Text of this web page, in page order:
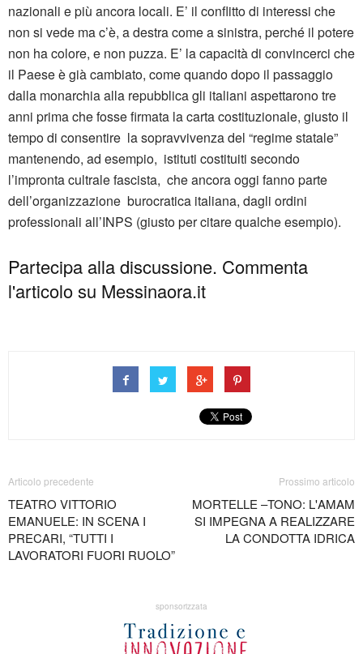
nazionali e più ancora locali. E’ il conflitto di interessi che
non si vede ma c’è, a destra come a sinistra, perché il potere
non ha colore, e non puzza. E’ la capacità di convincerci che
il Paese è già cambiato, come quando dopo il passaggio
dalla monarchia alla repubblica gli italiani aspettarono tre
anni prima che fosse firmata la carta costituzionale, giusto il
tempo di consentire la sopravvivenza del “regime statale”
mantenendo, ad esempio, istituti costituiti secondo
l’impronta cultrale fascista, che ancora oggi fanno parte
dell’organizzazione burocratica italiana, dagli ordini
professionali all’INPS (giusto per citare qualche esempio).
Partecipa alla discussione. Commenta
l'articolo su Messinaora.it
Articolo precedente
TEATRO VITTORIO
EMANUELE: IN SCENA I
PRECARI, “TUTTI I
LAVORATORI FUORI RUOLO”
Prossimo articolo
MORTELLE –TONO: L'AMAM
SI IMPEGNA A REALIZZARE
LA CONDOTTA IDRICA
sponsorizzata